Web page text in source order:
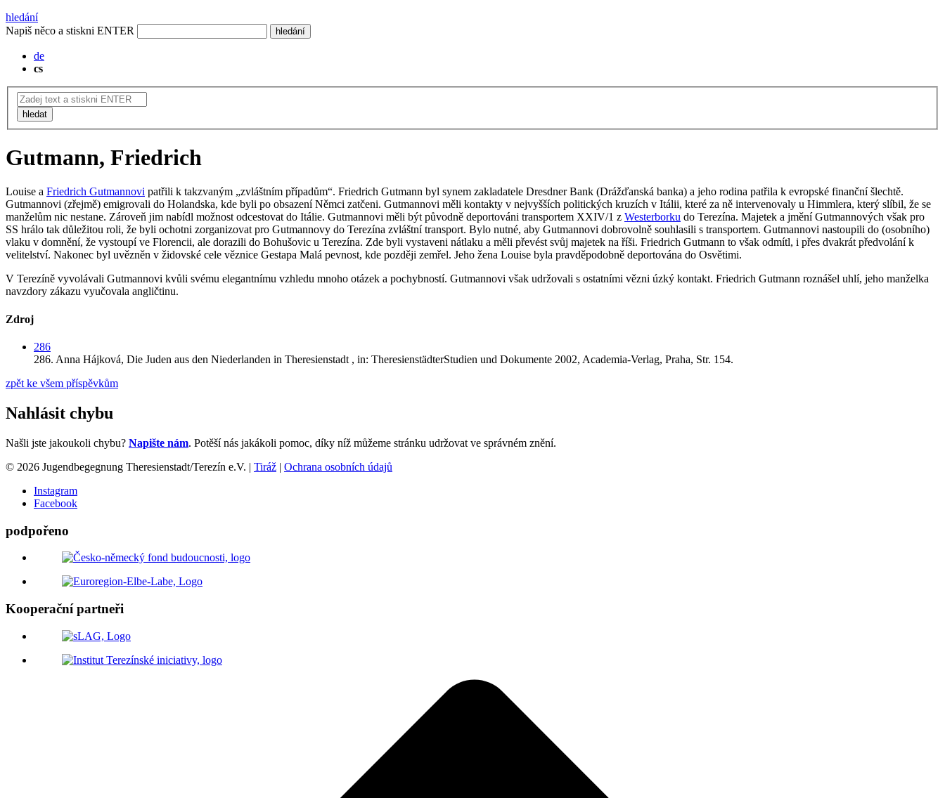
hledání
Napiš něco a stiskni ENTER
hledání
de
cs
hledat
Gutmann, Friedrich
Louise a Friedrich Gutmannovi patřili k takzvaným „zvláštním případům“. Friedrich Gutmann byl synem zakladatele Dresdner Bank (Drážďanská banka) a jeho rodina patřila k evropské finanční šlechtě.
Gutmannovi (zřejmě) emigrovali do Holandska, kde byli po obsazení Němci zatčeni. Gutmannovi měli kontakty v nejvyšších politických kruzích v Itálii, které za ně intervenovaly u Himmlera, který slíbil, že se
manželům nic nestane. Zároveň jim nabídl možnost odcestovat do Itálie. Gutmannovi měli být původně deportováni transportem XXIV/1 z Westerborku do Terezína. Majetek a jmění Gutmannových však pro
SS hrálo tak důležitou roli, že byli ochotni zorganizovat pro Gutmannovy do Terezína zvláštní transport. Bylo nutné, aby Gutmannovi dobrovolně souhlasili s transportem. Gutmannovi nastoupili do (osobního)
vlaku v domnění, že vystoupí ve Florencii, ale dorazili do Bohušovic u Terezína. Zde byli vystaveni nátlaku a měli převést svůj majetek na říši. Friedrich Gutmann to však odmítl, i přes dvakrát předvolání k
velitelství. Nakonec byl uvězněn v židovské cele věznice Gestapa Malá pevnost, kde později zemřel. Jeho žena Louise byla pravděpodobně deportována do Osvětimi.
V Terezíně vyvolávali Gutmannovi kvůli svému elegantnímu vzhledu mnoho otázek a pochybností. Gutmannovi však udržovali s ostatními vězni úzký kontakt. Friedrich Gutmann roznášel uhlí, jeho manželka
navzdory zákazu vyučovala angličtinu.
Zdroj
286
286. Anna Hájková, Die Juden aus den Niederlanden in Theresienstadt , in: TheresienstädterStudien und Dokumente 2002, Academia-Verlag, Praha, Str. 154.
zpět ke všem příspěvkům
Nahlásit chybu
Našli jste jakoukoli chybu? Napište nám. Potěší nás jakákoli pomoc, díky níž můžeme stránku udržovat ve správném znění.
© 2026 Jugendbegegnung Theresienstadt/Terezín e.V. | Tiráž | Ochrana osobních údajů
Instagram
Facebook
podpořeno
Kooperační partneři